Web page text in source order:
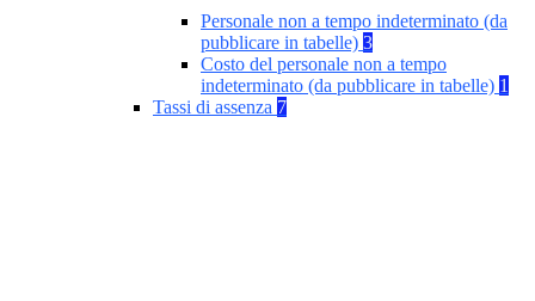
Personale non a tempo indeterminato (da
pubblicare in tabelle) 3
Costo del personale non a tempo
indeterminato (da pubblicare in tabelle) 1
Tassi di assenza 7